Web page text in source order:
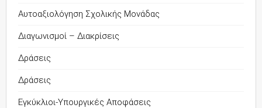
Αυτοαξιολόγηση Σχολικής Μονάδας
Διαγωνισμοί – Διακρίσεις
Δράσεις
Δράσεις
Εγκύκλιοι-Υπουργικές Αποφάσεις